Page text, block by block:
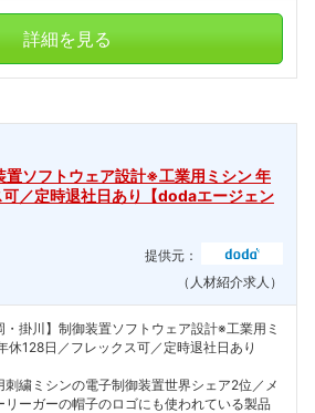
詳細を見る
置ソフトウェア設計※工業用ミシン 年
／定時退社日あり【dodaエージェン
提供元：
（人材紹介求人）
・掛川】制御装置ソフトウェア設計※工業用ミ
休128日／フレックス可／定時退社日あり
刺繍ミシンの電子制御装置世界シェア2位／メ
リーガーの帽子のロゴにも使われている製品